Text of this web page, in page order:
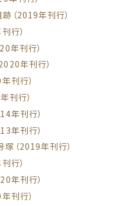
（2019年刊行）
行）
年刊行）
年刊行）
刊行）
刊行）
年刊行）
年刊行）
（2019年刊行）
行）
年刊行）
刊行）